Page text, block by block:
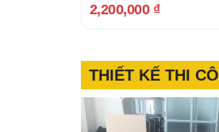
2,200,000 ₫
THIẾT KẾ THI